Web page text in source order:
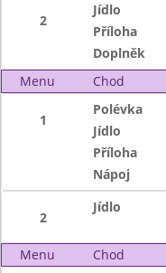
2
Jídlo
Příloha
Doplněk
Menu
Chod
1
Polévka
Jídlo
Příloha
Nápoj
2
Jídlo
Menu Chod